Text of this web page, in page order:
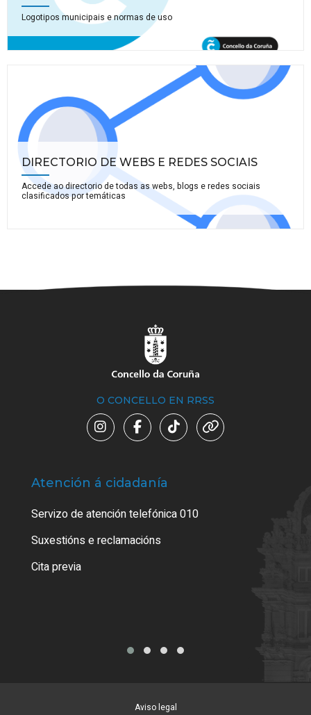
Logotipos municipais e normas de uso
DIRECTORIO DE WEBS E REDES SOCIAIS
Accede ao directorio de todas as webs, blogs e redes sociais
clasificados por temáticas
O CONCELLO EN RRSS
Atención á cidadanía
Servizo de atención telefónica 010
Suxestións e reclamacións
Cita previa
Aviso legal